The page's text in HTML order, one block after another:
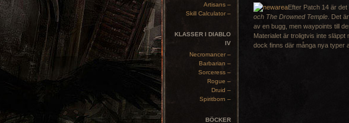
Artisans –
Skill Calculator –
KLASSER I DIABLO
IV
Necromancer –
Barbarian –
Sorceress –
Rogue –
Druid –
Spiritborn –
BÖCKER
Efter Patch 14 är det
och The Drowned Temple . Det
av en bugg, men waypoints till
Materialet är troligtvis inte
dock finns där många nya typer